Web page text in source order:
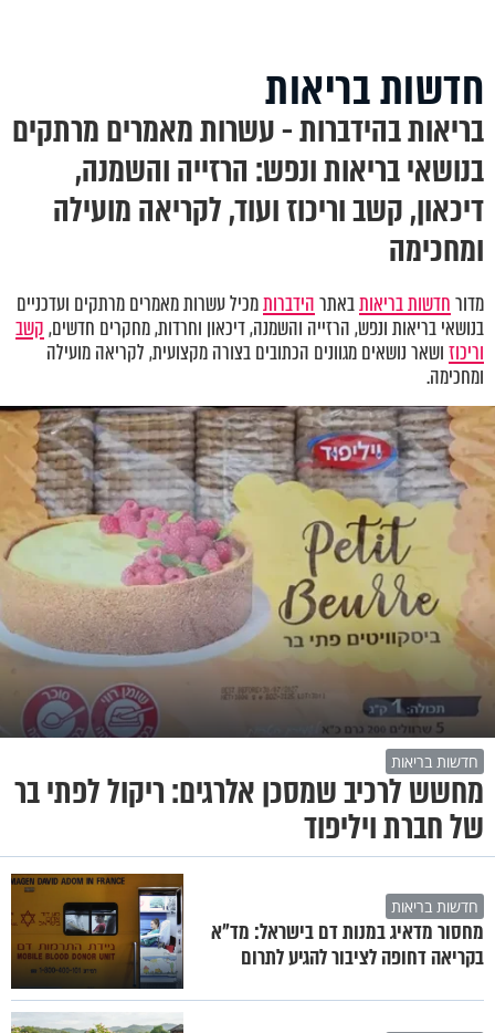
חדשות בריאות
בריאות בהידברות - עשרות מאמרים מרתקים
בנושאי בריאות ונפש: הרזייה והשמנה,
דיכאון, קשב וריכוז ועוד, לקריאה מועילה
ומחכימה
מדורחדשות בריאותבאתרהידברותמכיל עשרות מאמרים מרתקים ועדכניים
בנושאי בריאות ונפש,הרזייה והשמנה, דיכאון וחרדות,מחקרים חדשים,קשב
וריכוזושאר נושאים מגוונים הכתובים בצורה מקצועית, לקריאה מועילה
ומחכימה.
חדשות בריאות
מחשש לרכיב שמסכן אלרגים: ריקול לפתי בר
של חברת ויליפוד
חדשות בריאות
מחסור מדאיג במנות דם בישראל: מד"א
בקריאה דחופה לציבור להגיע לתרום